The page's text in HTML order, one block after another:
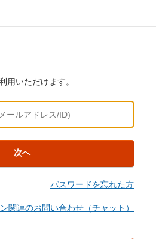
用いただけます。
次へ
パスワードを忘れた方
関連のお問い合わせ（チャット）